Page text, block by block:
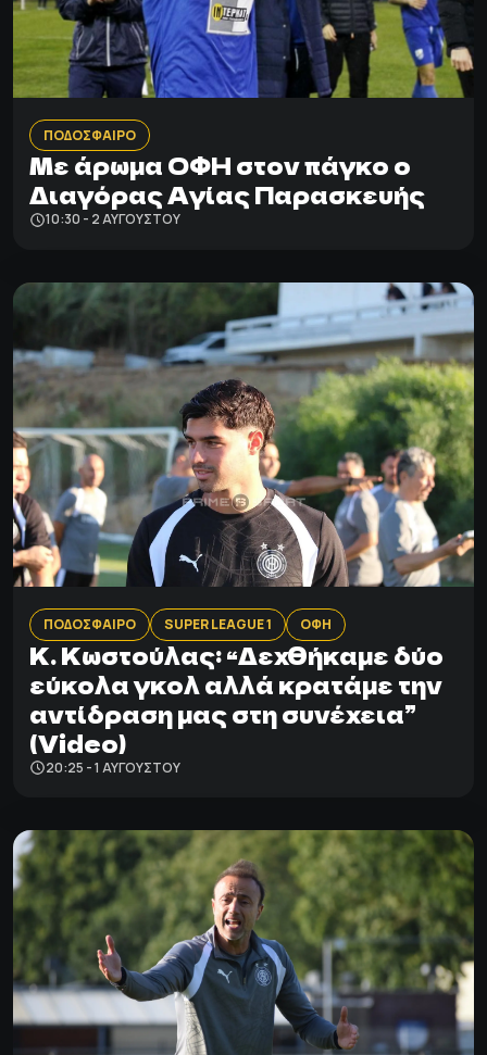
ΠΟΔΟΣΦΑΙΡΟ
Με άρωμα ΟΦΗ στον πάγκο ο
Διαγόρας Αγίας Παρασκευής
10:30 - 2 ΑΥΓΟΎΣΤΟΥ
ΠΟΔΟΣΦΑΙΡΟ SUPER LEAGUE 1 ΟΦΗ
K. Kωστούλας: “Δεχθήκαμε δύο
εύκολα γκολ αλλά κρατάμε την
αντίδραση μας στη συνέχεια”
(Video)
20:25 - 1 ΑΥΓΟΎΣΤΟΥ